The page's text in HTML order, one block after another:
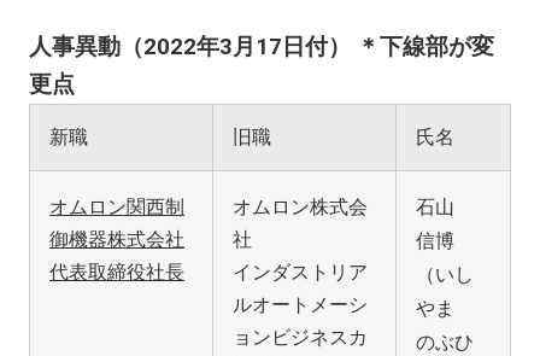
人事異動（2022年3月17日付）
＊下線部が変
更点
新職 旧職 氏名
オムロン関西制
御機器株式会社
代表取締役社長
オムロン株式会
社
インダストリア
ルオートメーシ
ョンビジネスカ
石山
信博
（いし
やま
のぶひ